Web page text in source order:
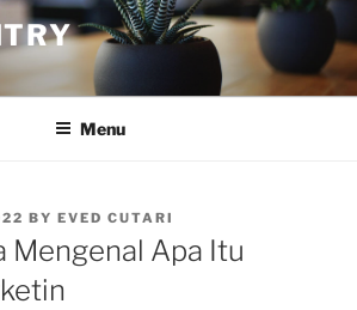
Menu
BY EVED CUTARI
Mengenal Apa Itu